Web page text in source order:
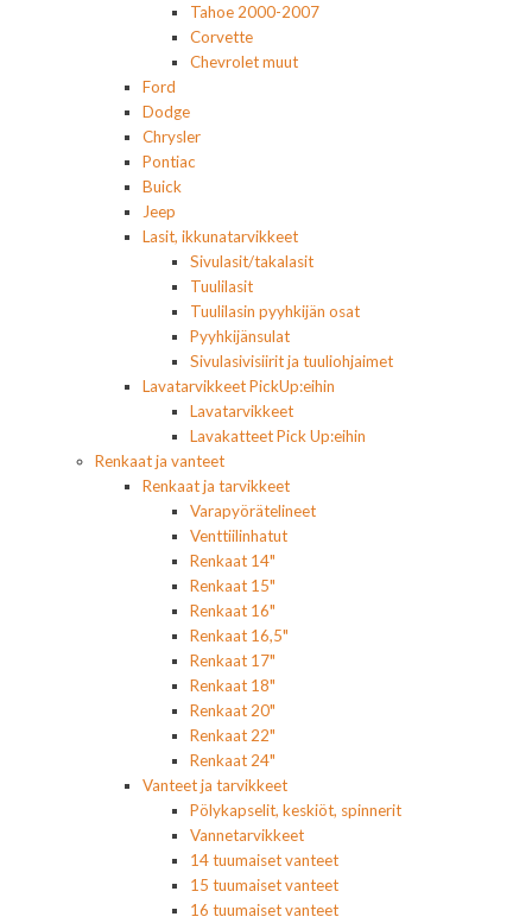
Tahoe 2000-2007
Corvette
Chevrolet muut
Ford
Dodge
Chrysler
Pontiac
Buick
Jeep
Lasit, ikkunatarvikkeet
Sivulasit/takalasit
Tuulilasit
Tuulilasin pyyhkijän osat
Pyyhkijänsulat
Sivulasivisiirit ja tuuliohjaimet
Lavatarvikkeet PickUp:eihin
Lavatarvikkeet
Lavakatteet Pick Up:eihin
Renkaat ja vanteet
Renkaat ja tarvikkeet
Varapyörätelineet
Venttiilinhatut
Renkaat 14"
Renkaat 15"
Renkaat 16"
Renkaat 16,5"
Renkaat 17"
Renkaat 18"
Renkaat 20"
Renkaat 22"
Renkaat 24"
Vanteet ja tarvikkeet
Pölykapselit, keskiöt, spinnerit
Vannetarvikkeet
14 tuumaiset vanteet
15 tuumaiset vanteet
16 tuumaiset vanteet